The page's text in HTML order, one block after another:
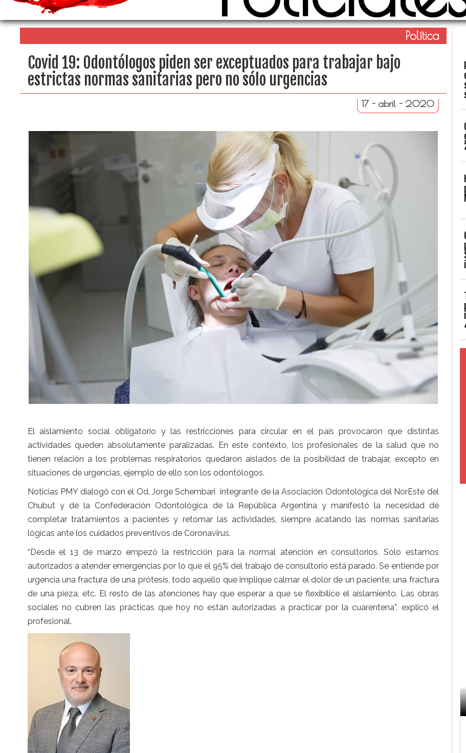
Política
Covid 19: Odontólogos piden ser exceptuados para trabajar bajo
estrictas normas sanitarias pero no sólo urgencias
17 - abril - 2020
El aislamiento social obligatorio y las restricciones para circular en el país provocaron que distintas
actividades queden absolutamente paralizadas. En este contexto, los profesionales de la salud que no
tienen relación a los problemas respiratorios quedaron aislados de la posibilidad de trabajar, excepto en
situaciones de urgencias, ejemplo de ello son los odontólogos.
Noticias PMY dialogó con el Od. Jorge Schembari integrante de la Asociación Odontológica del NorEste del
Chubut y de la Confederación Odontológica de la República Argentina y manifestó la necesidad de
completar tratamientos a pacientes y retomar las actividades, siempre acatando las normas sanitarias
lógicas ante los cuidados preventivos de Coronavirus.
“Desde el 13 de marzo empezó la restricción para la normal atención en consultorios. Sólo estamos
autorizados a atender emergencias por lo que el 95% del trabajo de consultorio está parado. Se entiende por
urgencia una fractura de una prótesis, todo aquello que implique calmar el dolor de un paciente, una fractura
de una pieza, etc. El resto de las atenciones hay que esperar a que se flexibilice el aislamiento. Las obras
sociales no cubren las prácticas que hoy no están autorizadas a practicar por la cuarentena”, explicó el
profesional.